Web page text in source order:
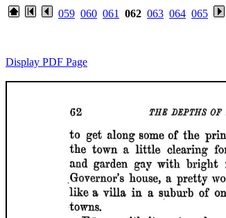
059 060 061 062 063 064 065
Display PDF Page